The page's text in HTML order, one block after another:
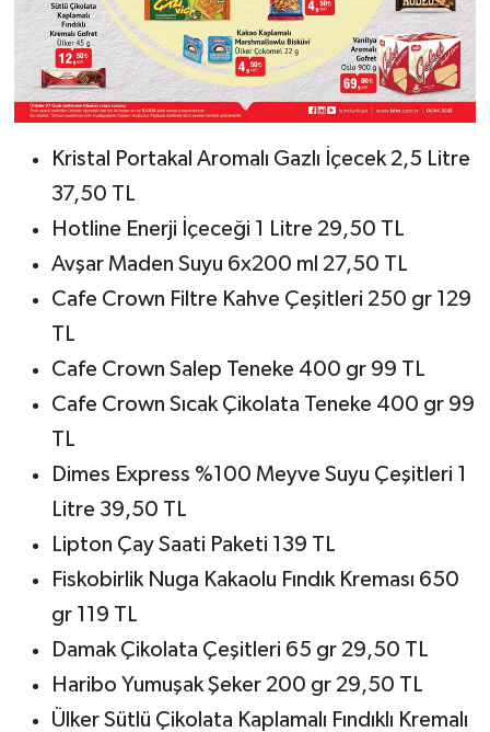
Kristal Portakal Aromalı Gazlı İçecek 2,5 Litre
37,50 TL
Hotline Enerji İçeceği 1 Litre 29,50 TL
Avşar Maden Suyu 6x200 ml 27,50 TL
Cafe Crown Filtre Kahve Çeşitleri 250 gr 129
TL
Cafe Crown Salep Teneke 400 gr 99 TL
Cafe Crown Sıcak Çikolata Teneke 400 gr 99
TL
Dimes Express %100 Meyve Suyu Çeşitleri 1
Litre 39,50 TL
Lipton Çay Saati Paketi 139 TL
Fiskobirlik Nuga Kakaolu Fındık Kreması 650
gr 119 TL
Damak Çikolata Çeşitleri 65 gr 29,50 TL
Haribo Yumuşak Şeker 200 gr 29,50 TL
Ülker Sütlü Çikolata Kaplamalı Fındıklı Kremalı